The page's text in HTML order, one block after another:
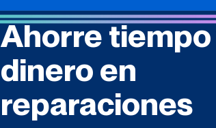
Ahorre tiempo
dinero en
reparaciones